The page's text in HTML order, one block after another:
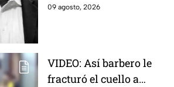
Boston Celtics y la NBA, murió
09 agosto, 2026
VIDEO: Así barbero le
fracturó el cuello a